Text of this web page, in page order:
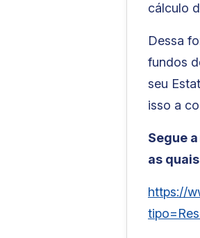
cálculo
Dessa
fundos
seu
isso a
Segue
as
https://